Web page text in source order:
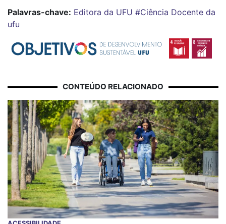
Palavras-chave: Editora da UFU #Ciência Docente da
ufu
CONTEÚDO RELACIONADO